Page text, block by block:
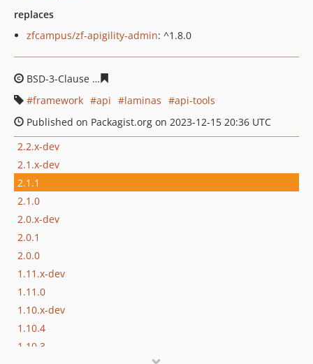
replaces
zfcampus/zf-apigility-admin: ^1.8.0
BSD-3-Clause
framework
api laminas
api-tools
Published on Packagist.org on 2023-12-15 20:36 UTC
2.2.x-dev
2.1.x-dev
2.1.1
2.1.0
2.0.x-dev
2.0.1
2.0.0
1.11.x-dev
1.11.0
1.10.x-dev
1.10.4
1.10.3